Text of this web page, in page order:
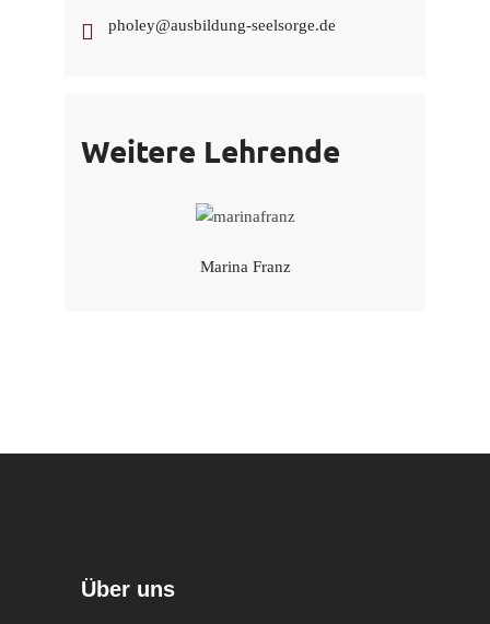
pholey@ausbildung-seelsorge.de
Weitere Lehrende
Marina Franz
Über uns